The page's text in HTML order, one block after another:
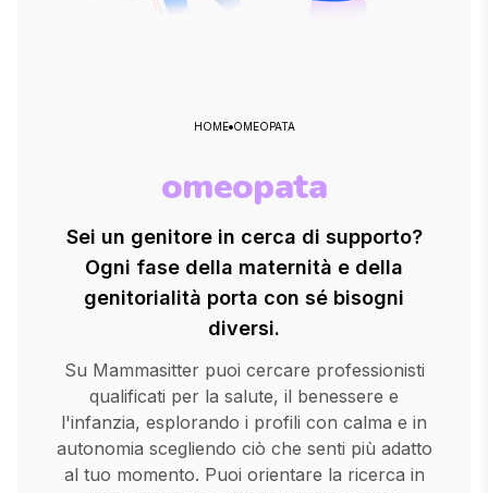
HOME OMEOPATA
omeopata
Sei un genitore in cerca di supporto?
Ogni fase della maternità e della
genitorialità porta con sé bisogni
diversi.
Su Mammasitter puoi cercare professionisti
qualificati per la salute, il benessere e
l'infanzia, esplorando i profili con calma e in
autonomia scegliendo ciò che senti più adatto
al tuo momento. Puoi orientare la ricerca in